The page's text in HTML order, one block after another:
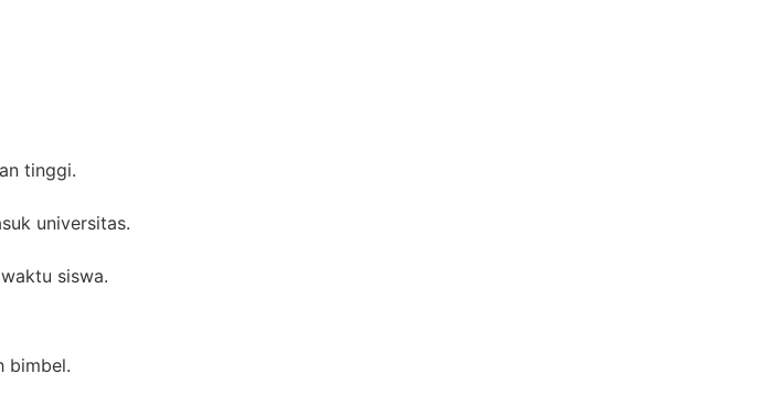
tinggi.
universitas.
siswa.
bimbel.